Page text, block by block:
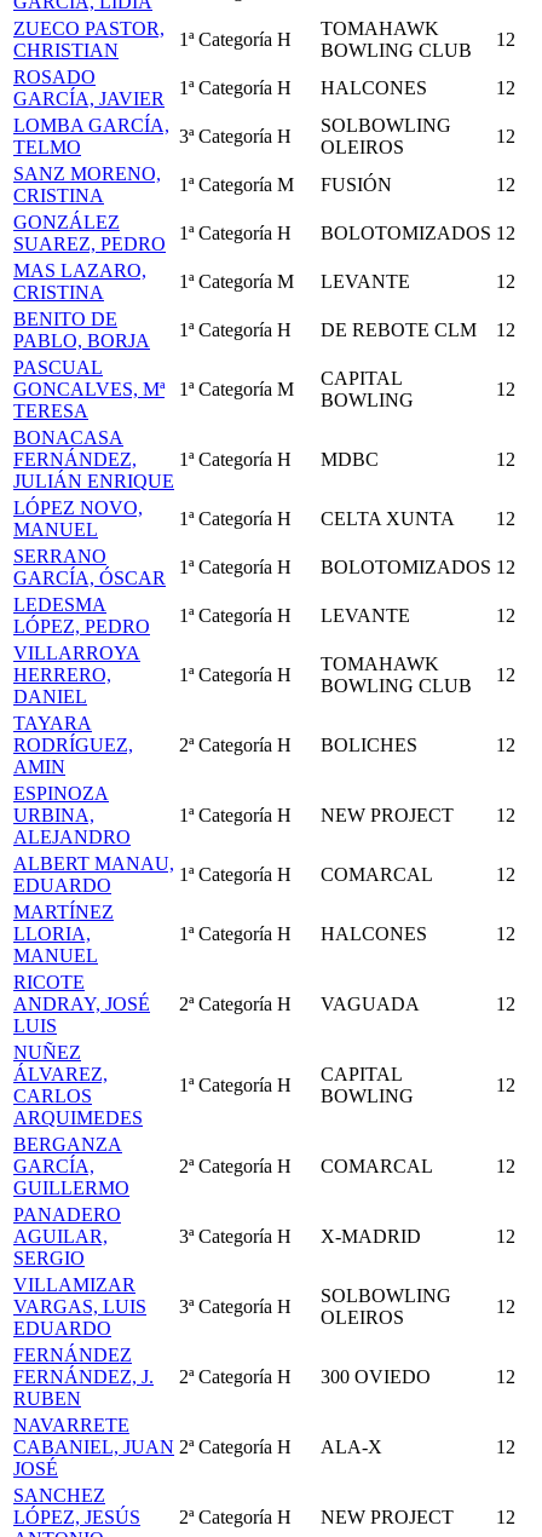
ZUECO PASTOR,
CHRISTIAN
1ª Categoría H
TOMAHAWK
BOWLING CLUB
12
ROSADO
GARCÍA, JAVIER
1ª Categoría H HALCONES
12
LOMBA GARCÍA,
TELMO
3ª Categoría H
SOLBOWLING
OLEIROS
12
SANZ MORENO,
CRISTINA
1ª Categoría M FUSIÓN
12
GONZÁLEZ
SUAREZ, PEDRO
1ª Categoría H BOLOTOMIZADOS 12
MAS LAZARO,
CRISTINA
1ª Categoría M LEVANTE
12
BENITO DE
PABLO, BORJA
1ª Categoría H DE REBOTE CLM
12
PASCUAL
GONCALVES, Mª
TERESA
1ª Categoría M
CAPITAL
BOWLING
12
BONACASA
FERNÁNDEZ,
JULIÁN ENRIQUE
1ª Categoría H MDBC 12
LÓPEZ NOVO,
MANUEL
1ª Categoría H CELTA XUNTA
12
SERRANO
GARCÍA, ÓSCAR
1ª Categoría H BOLOTOMIZADOS 12
LEDESMA
LÓPEZ, PEDRO
1ª Categoría H LEVANTE
12
VILLARROYA
HERRERO,
DANIEL
1ª Categoría H
TOMAHAWK
BOWLING CLUB
12
TAYARA
RODRÍGUEZ,
AMIN
2ª Categoría H BOLICHES 12
ESPINOZA
URBINA,
ALEJANDRO
1ª Categoría H NEW PROJECT 12
ALBERT MANAU,
EDUARDO
1ª Categoría H COMARCAL
12
MARTÍNEZ
LLORIA,
MANUEL
1ª Categoría H HALCONES 12
RICOTE
ANDRAY, JOSÉ
LUIS
2ª Categoría H VAGUADA 12
NUÑEZ
ÁLVAREZ,
CARLOS
ARQUIMEDES
1ª Categoría H
CAPITAL
BOWLING
12
BERGANZA
GARCÍA,
GUILLERMO
2ª Categoría H COMARCAL 12
PANADERO
AGUILAR,
SERGIO
3ª Categoría H X-MADRID 12
VILLAMIZAR
VARGAS, LUIS
EDUARDO
3ª Categoría H
SOLBOWLING
OLEIROS
12
FERNÁNDEZ
FERNÁNDEZ, J.
RUBEN
2ª Categoría H 300 OVIEDO 12
NAVARRETE
CABANIEL, JUAN
JOSÉ
2ª Categoría H ALA-X 12
SANCHEZ
LÓPEZ, JESÚS
2ª Categoría H NEW PROJECT 12